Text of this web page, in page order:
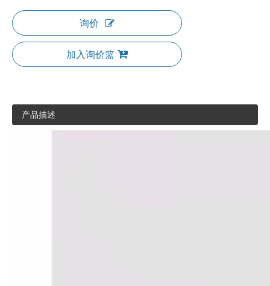
询价
加入询价篮
产品描述